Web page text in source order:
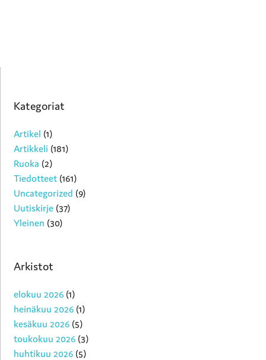
Kategoriat
Artikel (1)
Artikkeli (181)
Ruoka (2)
Tiedotteet (161)
Uncategorized (9)
Uutiskirje (37)
Yleinen (30)
Arkistot
elokuu 2026 (1)
heinäkuu 2026 (1)
kesäkuu 2026 (5)
toukokuu 2026 (3)
huhtikuu 2026 (5)